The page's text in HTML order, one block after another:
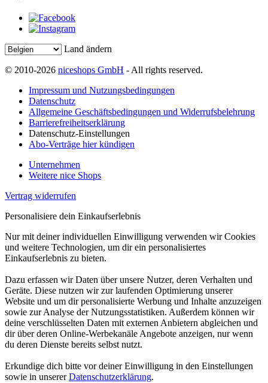
Land ändern
© 2010-2026 niceshops GmbH - All rights reserved.
Impressum und Nutzungsbedingungen
Datenschutz
Allgemeine Geschäftsbedingungen und Widerrufsbelehrung
Barrierefreiheitserklärung
Datenschutz-Einstellungen
Abo-Verträge hier kündigen
Unternehmen
Weitere nice Shops
Vertrag widerrufen
Personalisiere dein Einkaufserlebnis
Nur mit deiner individuellen Einwilligung verwenden wir Cookies
und weitere Technologien, um dir ein personalisiertes
Einkaufserlebnis zu bieten.
Dazu erfassen wir Daten über unsere Nutzer, deren Verhalten und
Geräte. Diese nutzen wir zur laufenden Optimierung unserer
Website und um dir personalisierte Werbung und Inhalte anzuzeigen
sowie zur Analyse der Nutzungsstatistiken. Außerdem können wir
deine verschlüsselten Daten mit externen Anbietern abgleichen und
dir über deren Online-Werbekanäle Angebote anzeigen, nur wenn
du deren Dienste bereits selbst nutzt.
Erkundige dich bitte vor deiner Einwilligung in den Einstellungen
sowie in unsererDatenschutzerklärung.